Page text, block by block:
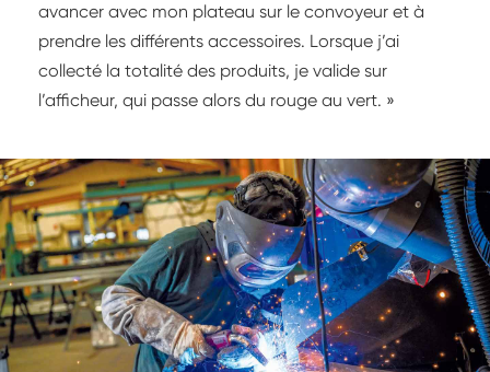
avancer avec mon plateau sur le convoyeur et à
prendre les différents accessoires. Lorsque j’ai
collecté la totalité des produits, je valide sur
l’afficheur, qui passe alors du rouge au vert. »